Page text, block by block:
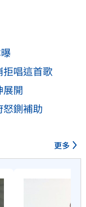
唱這首歌
展開
怒鍘補助
更多